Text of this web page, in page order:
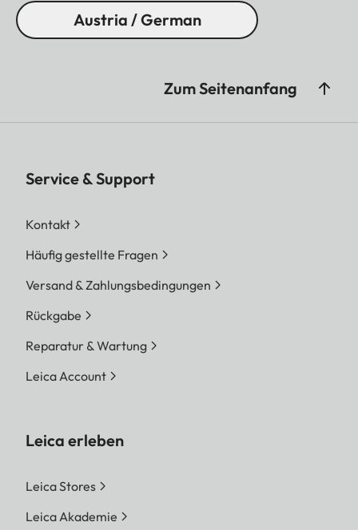
Austria / German
Zum Seitenanfang
Service & Support
Kontakt
Häufig gestellte Fragen
Versand & Zahlungsbedingungen
Rückgabe
Reparatur & Wartung
Leica Account
Leica erleben
Leica Stores
Leica Akademie